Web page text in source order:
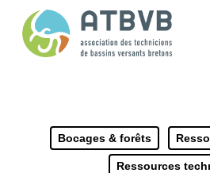
Bocages & forêts
Ressources
Panneau de gestion des cookies